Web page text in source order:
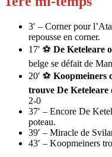
3′ – Corner pour
repousse en corner.
17′ ⚽ De Keteleare
belge se défait de
20′ ⚽ Koopmeiners
trouve De Keteleare
2-0
37′ – Encore De
poteau.
39′ – Miracle de
43′ – Koopmeiners